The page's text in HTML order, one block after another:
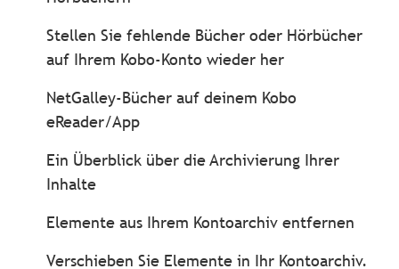
Stellen Sie fehlende Bücher oder Hörbücher
auf Ihrem Kobo-Konto wieder her
NetGalley-Bücher auf deinem Kobo
eReader/App
Ein Überblick über die Archivierung Ihrer
Inhalte
Elemente aus Ihrem Kontoarchiv entfernen
Verschieben Sie Elemente in Ihr Kontoarchiv.